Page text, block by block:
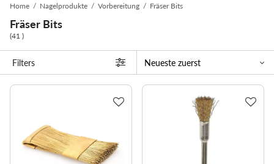
Home / Nagelprodukte / Vorbereitung / Fräser Bits
Fräser Bits
(41 )
Filters